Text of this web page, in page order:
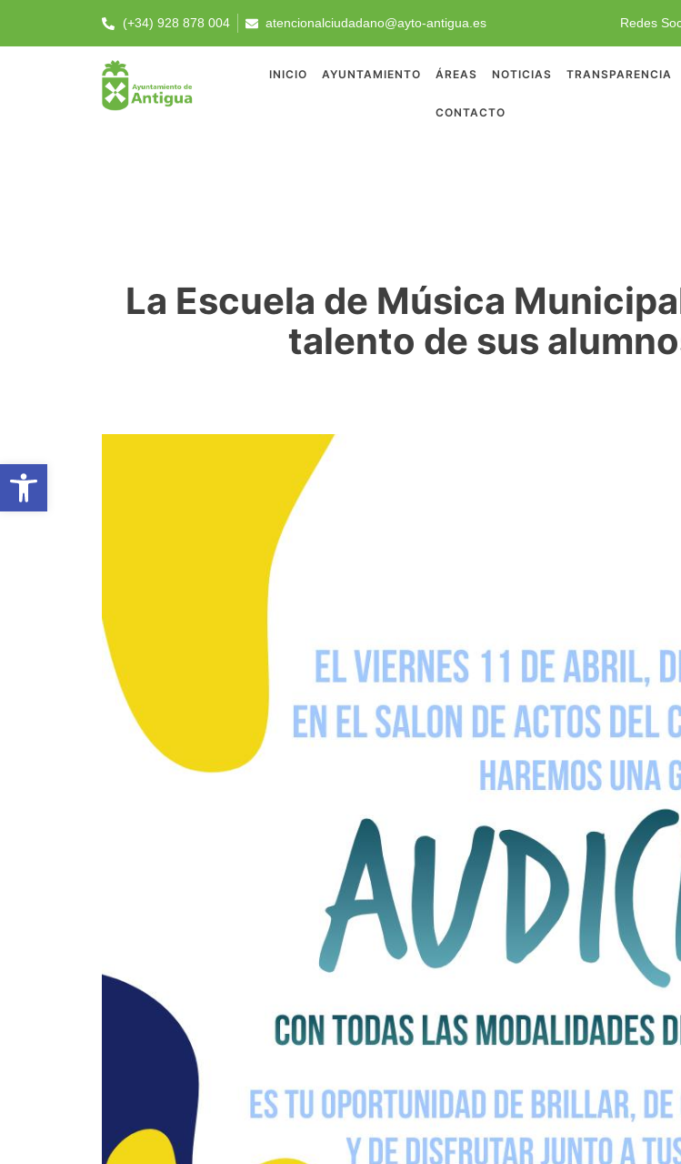
(+34) 928 878 004 atencionalciudadano@ayto-antigua.es Redes
INICIO AYUNTAMIENTO ÁREAS NOTICIAS TRANSPARENCIA
CONTACTO
La Escuela de Música
talento de sus
Abrir barra de herramientas